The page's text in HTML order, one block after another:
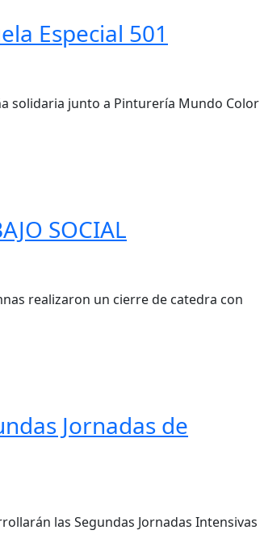
Especial 501
solidaria junto a Pinturería Mundo Color
SOCIAL
realizaron un cierre de catedra con
Jornadas de
las Segundas Jornadas Intensivas